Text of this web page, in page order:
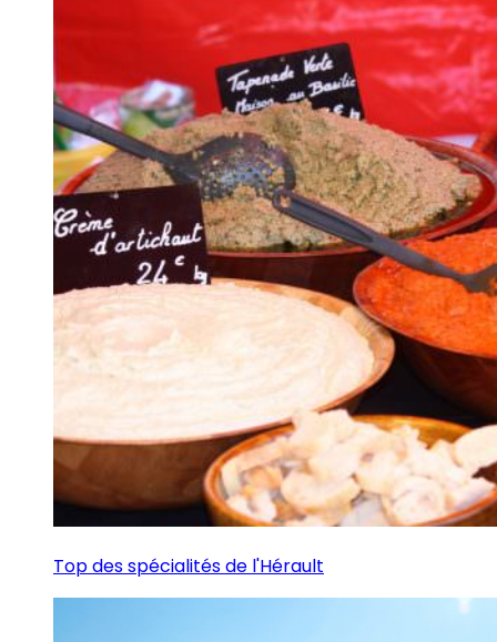
Top des spécialités de l'Hérault